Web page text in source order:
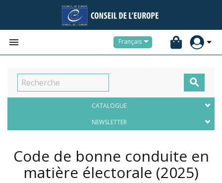
 Français

CATALOGUE
NEWSLETTER
Code de bonne conduite en
matière électorale (2025)